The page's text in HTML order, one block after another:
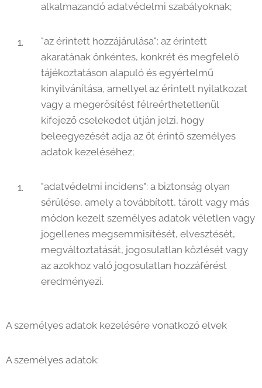
alkalmazandó adatvédelmi szabályoknak;
"az érintett hozzájárulása": az érintett
akaratának önkéntes, konkrét és megfelelő
tájékoztatáson alapuló és egyértelmű
kinyilvánítása, amellyel az érintett nyilatkozat
vagy a megerősítést félreérthetetlenül
kifejező cselekedet útján jelzi, hogy
beleegyezését adja az őt érintő személyes
adatok kezeléséhez;
"adatvédelmi incidens": a biztonság olyan
sérülése, amely a továbbított, tárolt vagy más
módon kezelt személyes adatok véletlen vagy
jogellenes megsemmisítését, elvesztését,
megváltoztatását, jogosulatlan közlését vagy
az azokhoz való jogosulatlan hozzáférést
eredményezi.
A személyes adatok kezelésére vonatkozó elvek
A személyes adatok: